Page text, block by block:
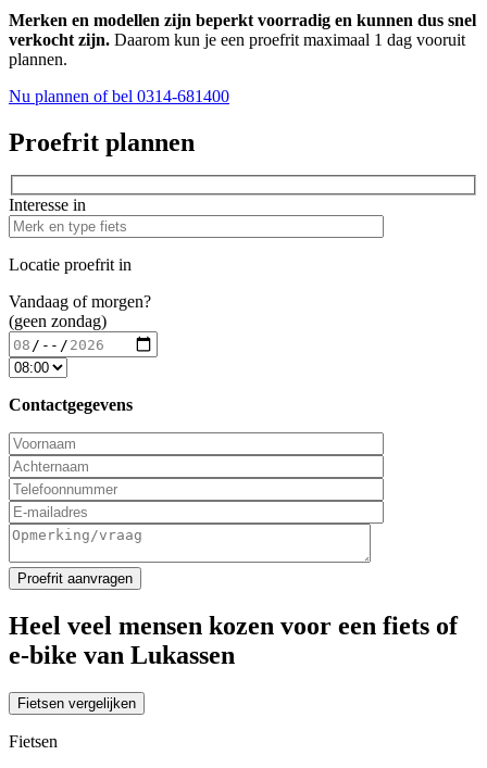
Merken en modellen zijn beperkt voorradig en kunnen dus snel
verkocht zijn. Daarom kun je een proefrit maximaal 1 dag vooruit
plannen.
Nu plannen of bel 0314-681400
Proefrit plannen
Interesse in
Locatie proefrit in
Vandaag of morgen?
(geen zondag)
Contactgegevens
Heel veel mensen kozen voor een fiets of
e-bike van Lukassen
Fietsen vergelijken
Fietsen